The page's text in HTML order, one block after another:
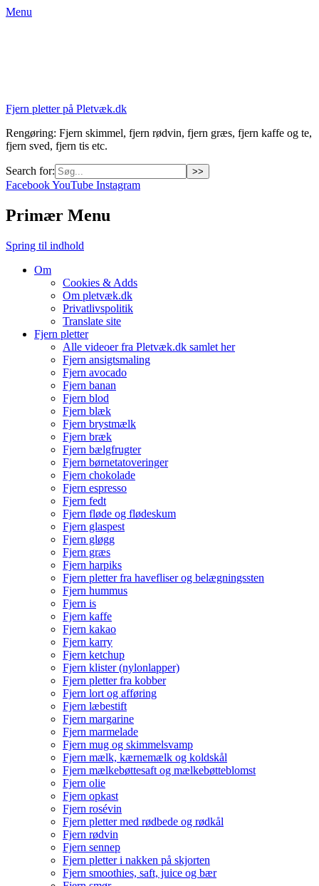
Menu
Fjern pletter på Pletvæk.dk
Rengøring: Fjern skimmel, fjern rødvin, fjern græs, fjern kaffe og te,
fjern sved, fjern tis etc.
Search for:
FacebookYouTube Instagram
Primær Menu
Spring til indhold
Om
Cookies & Adds
Om pletvæk.dk
Privatlivspolitik
Translate site
Fjern pletter
Alle videoer fra Pletvæk.dk samlet her
Fjern ansigtsmaling
Fjern avocado
Fjern banan
Fjern blod
Fjern blæk
Fjern brystmælk
Fjern bræk
Fjern bælgfrugter
Fjern børnetatoveringer
Fjern chokolade
Fjern espresso
Fjern fedt
Fjern fløde og flødeskum
Fjern glaspest
Fjern gløgg
Fjern græs
Fjern harpiks
Fjern pletter fra havefliser og belægningssten
Fjern hummus
Fjern is
Fjern kaffe
Fjern kakao
Fjern karry
Fjern ketchup
Fjern klister (nylonlapper)
Fjern pletter fra kobber
Fjern lort og afføring
Fjern læbestift
Fjern margarine
Fjern marmelade
Fjern mug og skimmelsvamp
Fjern mælk, kærnemælk og koldskål
Fjern mælkebøttesaft og mælkebøtteblomst
Fjern olie
Fjern opkast
Fjern rosévin
Fjern pletter med rødbede og rødkål
Fjern rødvin
Fjern sennep
Fjern pletter i nakken på skjorten
Fjern smoothies, saft, juice og bær